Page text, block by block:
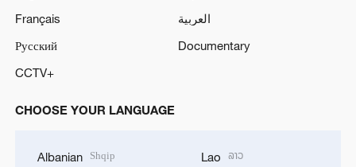
Français
العربية
Русский
Documentary
CCTV+
CHOOSE YOUR LANGUAGE
Albanian Shqip Lao ລາວ